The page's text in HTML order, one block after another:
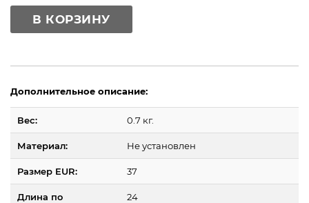
В КОРЗИНУ
Дополнительное описание:
Вес: 0.7 кг.
Материал: Не установлен
Размер EUR: 37
Длина по
24